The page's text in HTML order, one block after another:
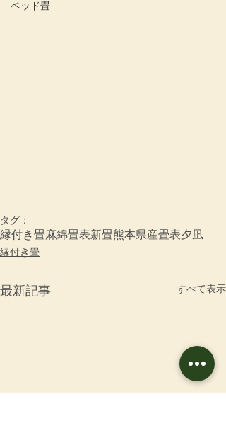
ベッド畳
タグ：
縁付き畳麻綿畳表新畳熊本県産畳表夕凪
縁付き畳
最新記事 すべて表示